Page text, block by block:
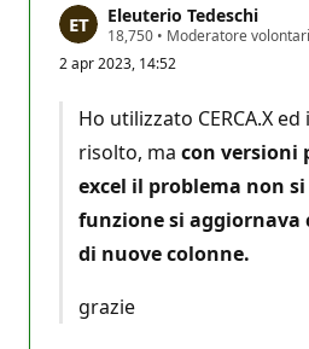
Eleuterio Tedeschi
18,750 P
n
d
r
e
p
u
t
a
• Moderatore
2 apr 2023, 14:52
Ho utilizzato CERCA.X
risolto, ma con versioni
excel il problema non
funzione si aggiornava
di nuove colonne.
grazie